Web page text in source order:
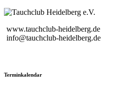
www.tauchclub-heidelberg.de
info@tauchclub-heidelberg.de
Terminkalendar